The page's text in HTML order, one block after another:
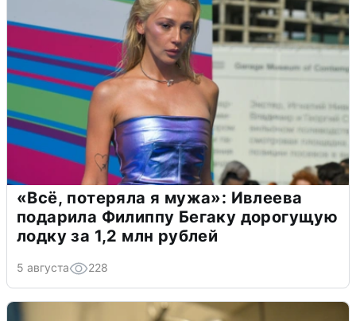
«Всё, потеряла я мужа»: Ивлеева
подарила Филиппу Бегаку дорогущую
лодку за 1,2 млн рублей
5 августа 228